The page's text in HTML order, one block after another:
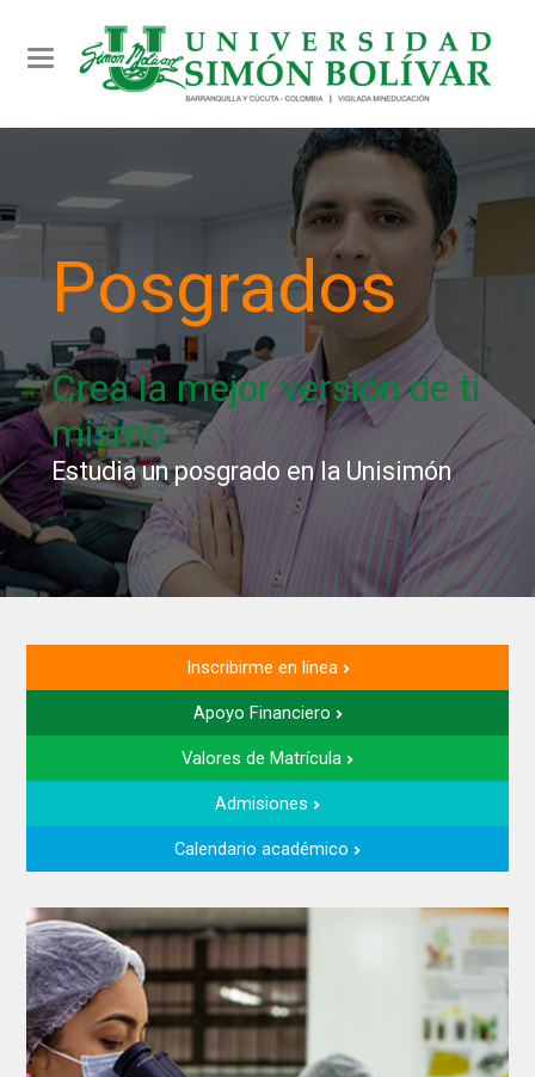
Toggle navigation
Posgrados
Crea la mejor versión de ti
mismo
Estudia un posgrado en la Unisimón
Inscribirme en línea
Apoyo Financiero
Valores de Matrícula
Admisiones
Calendario académico